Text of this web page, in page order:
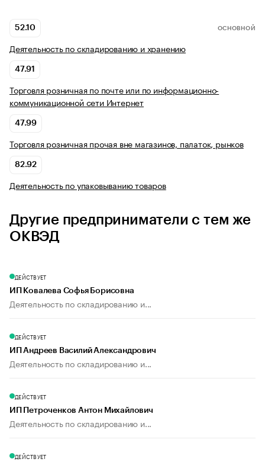
52.10 ОСНОВНОЙ
Деятельность по складированию и хранению
47.91
Торговля розничная по почте или по информационно-
коммуникационной сети Интернет
47.99
Торговля розничная прочая вне магазинов, палаток, рынков
82.92
Деятельность по упаковыванию товаров
Другие предприниматели с тем же
ОКВЭД
ДЕЙСТВУЕТ
ИП Ковалева Софья Борисовна
Деятельность по складированию и...
ДЕЙСТВУЕТ
ИП Андреев Василий Александрович
Деятельность по складированию и...
ДЕЙСТВУЕТ
ИП Петроченков Антон Михайлович
Деятельность по складированию и...
ДЕЙСТВУЕТ